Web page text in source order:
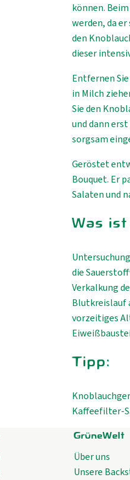
können.
werden, da
den
dieser
Entfernen
in Milch
Sie den
und dann
sorgsam
Geröstet
Bouquet. Er
Salaten und
Was
die
Verkalkung
Blutkreislauf
vorzeitiges
Tipp:
Kaffeefilter-
GrüneWelt
Über uns
Unsere